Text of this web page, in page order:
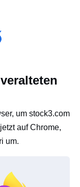
um stock3.com
auf Chrome,
um.